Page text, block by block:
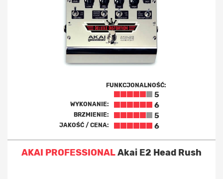
FUNKCJONALNOŚĆ:
5
WYKONANIE: 6
BRZMIENIE: 5
JAKOŚĆ / CENA: 6
AKAI PROFESSIONALAkai E2 Head Rush